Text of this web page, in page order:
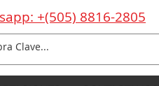
+(505) 8816-2805